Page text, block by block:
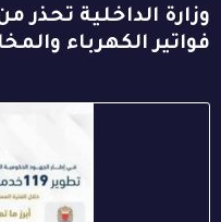
وزارة الداخلية تحذر
فواتير الكهرباء